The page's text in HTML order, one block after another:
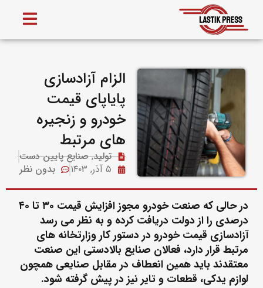
الزام آزادسازی
پایاپای قیمت
خودرو و زنجیره
های مرتبط
تولید,صنایع پایین دست
۵ آذر, ۱۴۰۳
بدون نظر
در حالی که صنعت خودرو مجوز افزایش قیمت ۳۰ تا ۴۰
درصدی را از دولت دریافت کرده و به نظر می رسد
آزادسازی قیمت خودرو در دستور کار وزارتخانه های
مرتبط قرار دارد، فعالان صنایع بالادستی این صنعت
معتقدند باید همین انعطاف در مقابل صنایعی همچون
لوازم یدکی، قطعات و تایر نیز در پیش گرفته شود.